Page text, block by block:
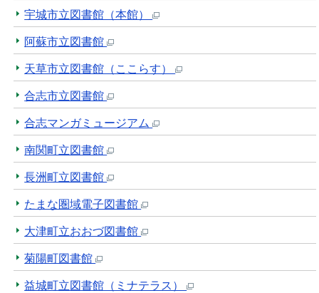
宇城市立図書館（本館）
阿蘇市立図書館
天草市立図書館（ここらす）
合志市立図書館
合志マンガミュージアム
南関町立図書館
長洲町立図書館
たまな圏域電子図書館
大津町立おおづ図書館
菊陽町図書館
益城町立図書館（ミナテラス）